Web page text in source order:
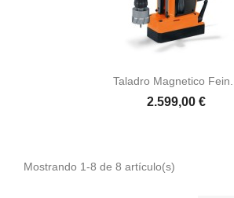
Taladro Magnetico Fein...
2.599,00 €
Mostrando 1-8 de 8 artículo(s)